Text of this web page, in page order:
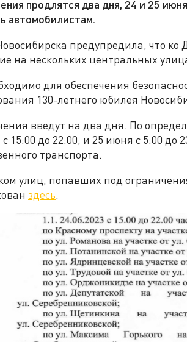
продлятся два дня, 24 и 25
автомобилистам.
предупредила, что ко
на нескольких центральных
для обеспечения
130-летнего юбилея
введут на два дня. По
15:00 до 22:00, и 25 июня с 5:00 до
транспорта.
улиц, попавших под
здесь.